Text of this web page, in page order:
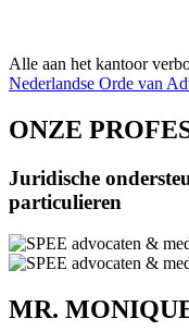
Alle aan het kantoor
Nederlandse Orde van
ONZE
Juridische
particulieren
MR.